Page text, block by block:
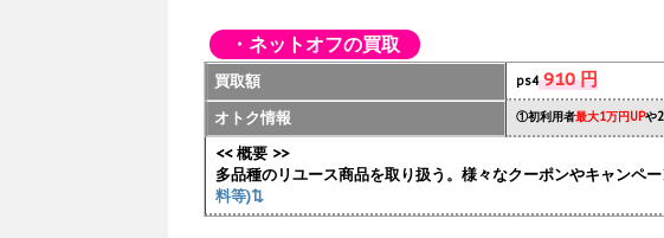
・ネットオフの買取
買取額 ps4910 円
オトク情報 ①初利用者最大1万円UPや
<< 概要 >>
多品種のリユース商品を取り扱う。様々なクーポンやキャンペ
料等)⇅